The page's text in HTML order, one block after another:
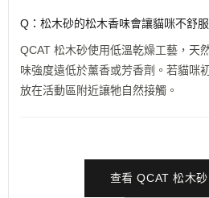
Q：松木砂的松木香味會讓貓咪不舒
QCAT 松木砂使用低溫乾燥工藝，天
味強度遠低於薰香或芳香劑。若貓咪
放在活動區附近讓牠自然接觸。
查看 QCAT 松木